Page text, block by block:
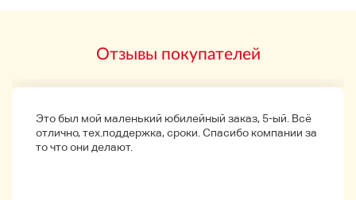
Отзывы покупателей
Это был мой маленький юбилейный заказ, 5-ый. Всё
отлично, тех.поддержка, сроки. Спасибо компании за
то что они делают.